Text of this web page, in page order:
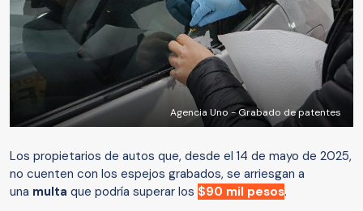
Agencia Uno - Grabado de patentes
Los propietarios de autos que, desde el 14 de mayo de 2025,
no cuenten con los espejos grabados, se arriesgan a
una multa que podría superar los $90 mil pesos.